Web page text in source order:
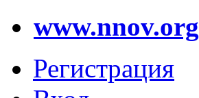
www.nnov.org
Регистрация